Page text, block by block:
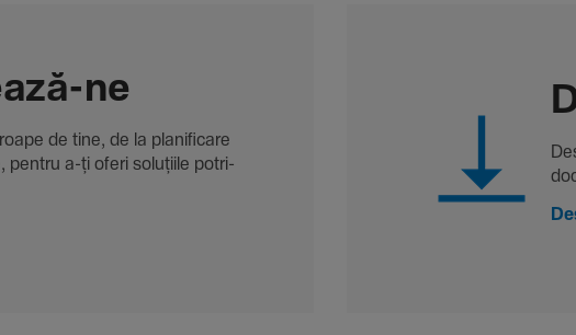
ne
de tine, de la plani­fi­care
pentru a-ți oferi solu­țiile potri­